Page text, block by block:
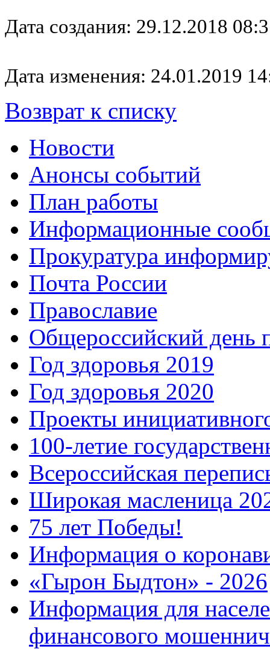
Дата создания: 29.12.2018
Дата изменения: 24.01.2019
Возврат к списку
Новости
Анонсы событий
План работы
Информационные
Прокуратура
Почта России
Православие
Общероссийский день
Год здоровья 2019
Год здоровья 2020
Проекты
100-летие
Всероссийская
Широкая масленица
75 лет Победы!
Информация о
«Гырон Быдтон» - 2026
Информация для
финансового